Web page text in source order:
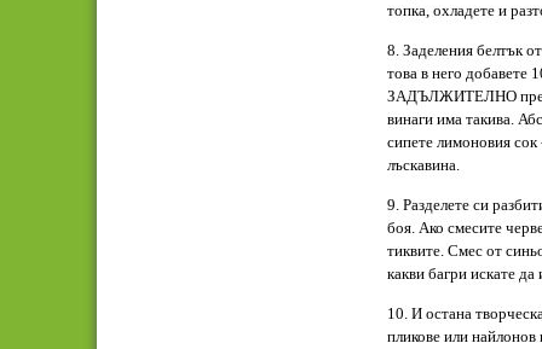
топка, охладете и
8. Заделения белтък
това в него добавете
ЗАДЪЛЖИТЕЛНО
винаги има такива.
сипете лимоновия
лъскавина.
9. Разделете си
боя. Ако смесите
тиквите. Смес от
какви багри искате да
10. И остана
пликове или